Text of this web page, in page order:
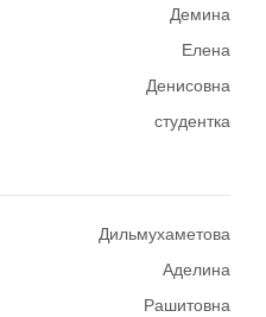
Демина
Елена
Денисовна
студентка
Дильмухаметова
Аделина
Рашитовна